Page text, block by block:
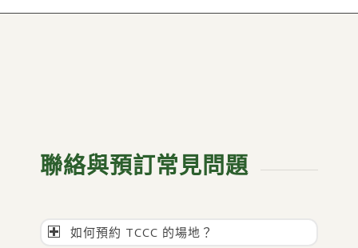
聯絡與預訂常見問題
如何預約 TCCC 的場地？